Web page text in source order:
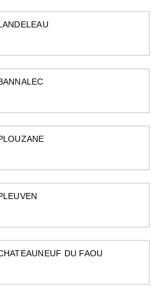
DU FAOU